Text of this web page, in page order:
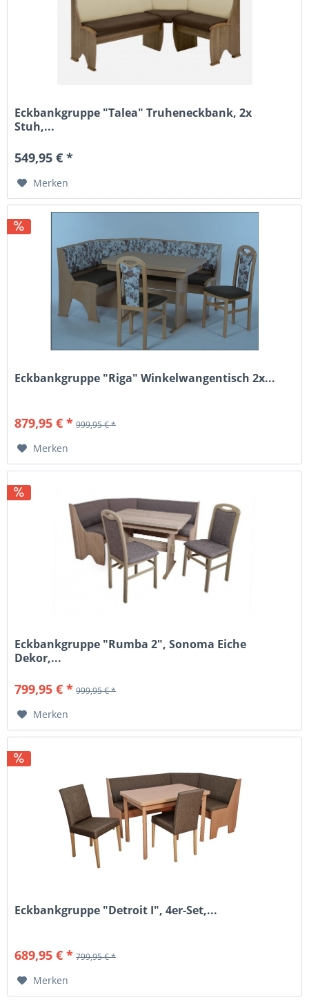
Eckbankgruppe "Talea" Truheneckbank, 2x
Stuh,...
549,95 € *
Merken
Eckbankgruppe "Riga" Winkelwangentisch 2x...
879,95 € * 999,95 € *
Merken
Eckbankgruppe "Rumba 2", Sonoma Eiche
Dekor,...
799,95 € * 999,95 € *
Merken
Eckbankgruppe "Detroit I", 4er-Set,...
689,95 € * 799,95 € *
Merken